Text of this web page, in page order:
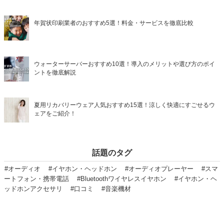
年賀状印刷業者のおすすめ5選！料金・サービスを徹底比較
ウォーターサーバーおすすめ10選！導入のメリットや選び方のポイ
ントを徹底解説
夏用リカバリーウェア人気おすすめ15選！涼しく快適にすごせるウ
ェアをご紹介！
話題のタグ
#オーディオ #イヤホン・ヘッドホン #オーディオプレーヤー
#スマ
ートフォン・携帯電話
#Bluetoothワイヤレスイヤホン
#イヤホン・ヘ
ッドホンアクセサリ
#口コミ #音楽機材